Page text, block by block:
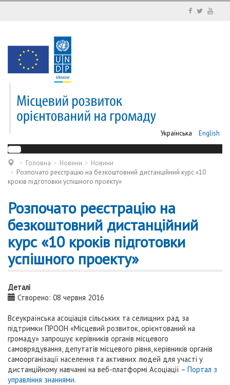
Українська English
Головна Новини
Новини
Розпочато реєстрацію на безкоштовний дистанційний курс «10
кроків підготовки успішного проекту»
Розпочато реєстрацію на
безкоштовний дистанційний
курс «10 кроків підготовки
успішного проекту»
Деталі
Створено: 08 червня 2016
Всеукраїнська асоціація сільських та селищних рад за
підтримки ПРООН «Місцевий розвиток, орієнтований на
громаду» запрошує керівників органів місцевого
самоврядування, депутатів місцевого рівня, керівників органів
самоорганізації населення та активних людей для участі у
дистанційному навчанні на веб-платформі Асоціації – Портал з
управління знаннями.